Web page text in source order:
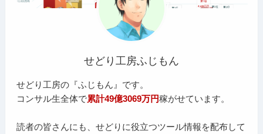
せどり工房ふじもん
せどり工房の『ふじもん』です。
コンサル生全体で累計49億3069万円稼がせています。
読者の皆さんにも、せどりに役立つツール情報を配布して